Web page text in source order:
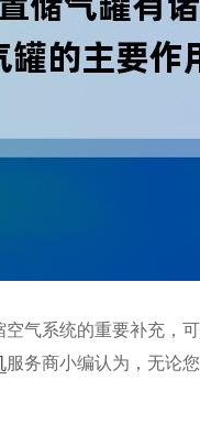
气系统的重要补充，
服务商小编认为，无论